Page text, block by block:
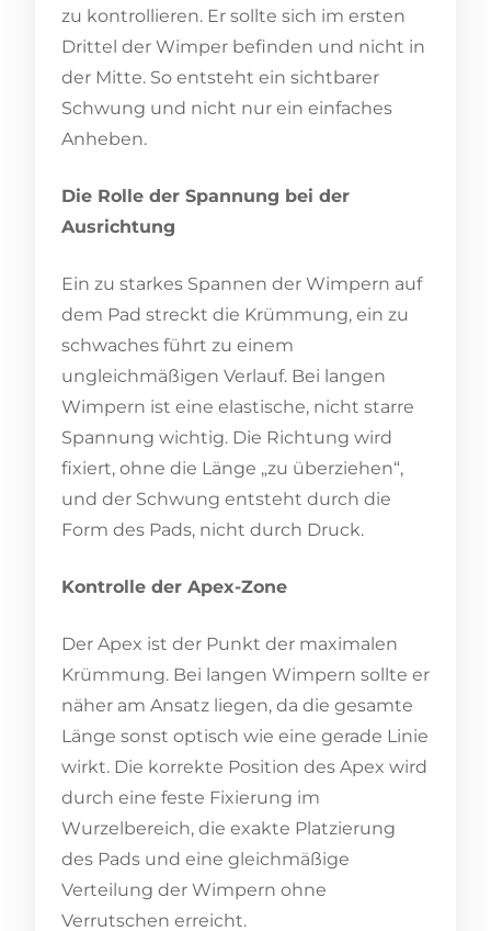
zu kontrollieren. Er sollte sich im ersten
Drittel der Wimper befinden und nicht in
der Mitte. So entsteht ein sichtbarer
Schwung und nicht nur ein einfaches
Anheben.
Die Rolle der Spannung bei der
Ausrichtung
Ein zu starkes Spannen der Wimpern auf
dem Pad streckt die Krümmung, ein zu
schwaches führt zu einem
ungleichmäßigen Verlauf. Bei langen
Wimpern ist eine elastische, nicht starre
Spannung wichtig. Die Richtung wird
fixiert, ohne die Länge „zu überziehen“,
und der Schwung entsteht durch die
Form des Pads, nicht durch Druck.
Kontrolle der Apex-Zone
Der Apex ist der Punkt der maximalen
Krümmung. Bei langen Wimpern sollte er
näher am Ansatz liegen, da die gesamte
Länge sonst optisch wie eine gerade Linie
wirkt. Die korrekte Position des Apex wird
durch eine feste Fixierung im
Wurzelbereich, die exakte Platzierung
des Pads und eine gleichmäßige
Verteilung der Wimpern ohne
Verrutschen erreicht.